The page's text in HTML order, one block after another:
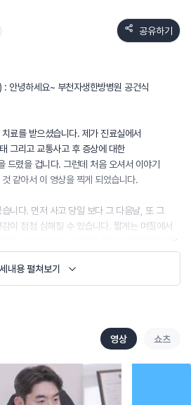
공유하기
: 안녕하세요~ 부천자생한방병원 공건식
료를 받으셨습니다. 제가 진료실에서
그리고 교통사고 후 증상에 대한
드렸을 겁니다. 그런데 처음 오셔서 이야기
같아서 이 영상을 찍게 되었습니다.
니다. 먼저 사고 당일 보다 그 다음날, 또 그
이 점점 심해질 수 있습니다. 짧게는 며칠에서
질 수도 있습니다. 그리고 증상이 다양하게 변할
리를 아파하시기도 하고 왼쪽 위주로 아프던
그리고 목허리의 통증 뿐만 아니라 두통,
면증 등등 다양한 질환을 호소하십니다. 그래서
는 특징 때문에, 처음에 최대한 안정을 취하면서
면 입원치료도 고려해보시는 게 좋습니다.
에 안정을 취하는 게 교통사고 후유증 예방에도
이라면 최대한 자주 내원하셔서 증상을
내용 펼쳐보기
영상 쇼츠